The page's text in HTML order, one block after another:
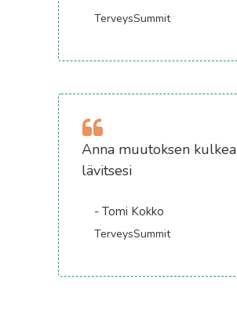
TerveysSummit
Anna muutoksen kulkea
lävitsesi
- Tomi Kokko
TerveysSummit